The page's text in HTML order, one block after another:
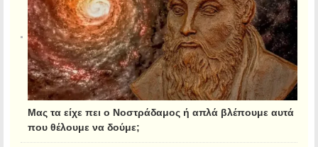
Μας τα είχε πει ο Νοστράδαμος ή απλά βλέπουμε αυτά
που θέλουμε να δούμε;